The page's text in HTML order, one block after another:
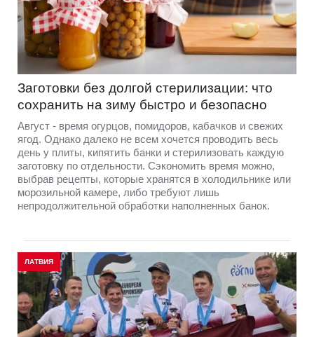
Заготовки без долгой стерилизации: что
сохранить на зиму быстро и безопасно
Август - время огурцов, помидоров, кабачков и свежих
ягод. Однако далеко не всем хочется проводить весь
день у плиты, кипятить банки и стерилизовать каждую
заготовку по отдельности. Сэкономить время можно,
выбрав рецепты, которые хранятся в холодильнике или
морозильной камере, либо требуют лишь
непродолжительной обработки наполненных банок.
ЛАТВИЯ